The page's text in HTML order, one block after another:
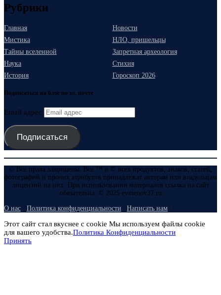
Рубрики
Главная
Новости
Мистика
НЛО, пришельцы
Тайны вселенной
Запретная археология
Наука
Стихия
История
Гороскоп 2026
Подписаться на блог по эл. почте
Email адрес
Подписаться
© Все права защищены. Все ™ и © всех продуктов, знаков, статей,
фотографий и прочих атрибутов принадлежат авторам или владельцам
лицензий на них. При использовании материалов ссылка на сайт
обязательна. © 2025 evmenov37.ru
О нас Политика конфиденциальности Написать нам
Этот сайт стал вкуснее с cookie Мы используем файлы cookie
для вашего удобства.Политика Конфиденциальности
Принять